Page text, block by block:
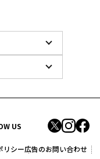
US
リシー広告のお問い合わせ